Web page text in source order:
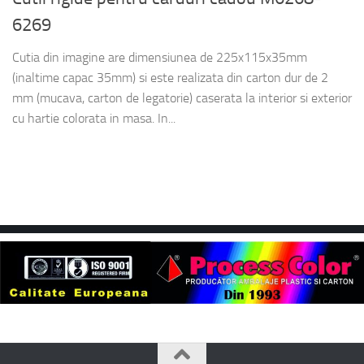
6269
Cutia din imagine are dimensiunea de 225x115x35mm
(inaltime capac 35mm) si este realizata din carton dur de 2
mm (mucava, carton de legatorie) caserata la interior si exterior
cu hartie colorata in masa. In...